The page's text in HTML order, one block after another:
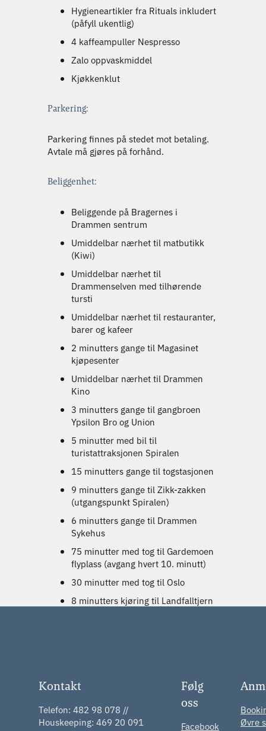
Hygieneartikler fra Rituals inkludert
(påfyll ukentlig)
4 kaffeampuller Nespresso
Zalo oppvaskmiddel
Kjøkkenklut
Parkering:
Parkering finnes på stedet mot betaling.
Avtale må gjøres på forhånd.
Beliggenhet:
Beliggende på Bragernes i
Drammen sentrum
Umiddelbar nærhet til matbutikk
(Kiwi)
Umiddelbar nærhet til
Drammenselven med tilhørende
tursti
Umiddelbar nærhet til restauranter,
barer og kafeer
2 minutters gange til Magasinet
kjøpesenter
Umiddelbar nærhet til Drammen
Kino
3 minutters gange til gangbroen
Ypsilon Bro og Union
5 minutter med bil til
turistattraksjonen Spiralen
15 minutters gange til togstasjonen
9 minutters gange til Zikk-zakken
(utgangspunkt Spiralen)
6 minutters gange til Drammen
Sykehus
75 minutter med tog til Gardemoen
flyplass (avgang hvert 10. minutt)
30 minutter med tog til Oslo
8 minutters kjøring til Landfalltjern
Kontakt
Telefon: 482 98 078 //
Houskeeping: 469 20 091
Følg
oss
Facebook
Øvre